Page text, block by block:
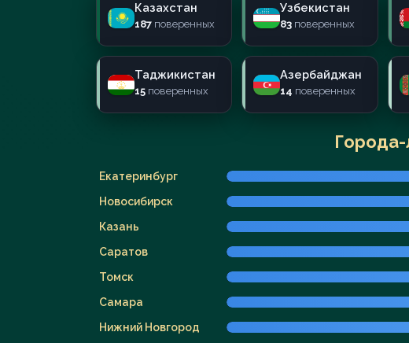
Казахстан
187 поверенных
Узбекистан
83 поверенных
Таджикистан
15 поверенных
Азербайджан
14 поверенных
Екатеринбург
Новосибирск
Казань
Саратов
Томск
Самара
Нижний Новгород